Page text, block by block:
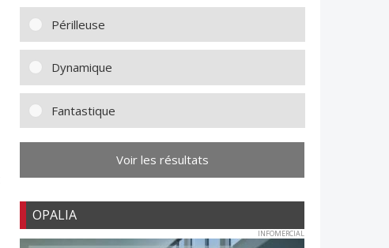
Périlleuse
Dynamique
Fantastique
Voir les résultats
OPALIA
INFOMERCIAL